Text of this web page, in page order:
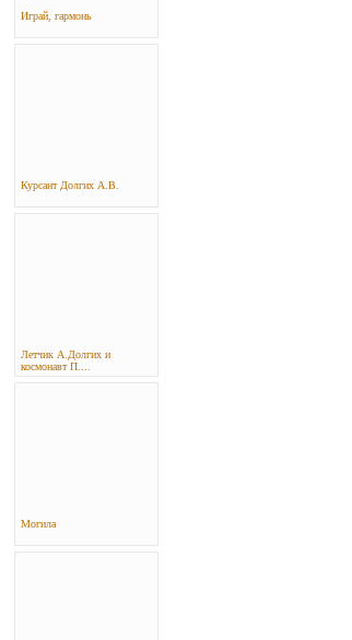
Играй, гармонь
Курсант Долгих А.В.
Летчик А.Долгих и
космонавт П....
Могила